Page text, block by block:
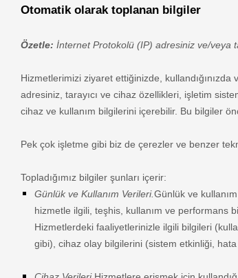
Otomatik olarak toplanan bilgiler
Özetle: İnternet Protokolü (IP) adresiniz ve/veya
Hizmetlerimizi ziyaret ettiğinizde,
adresiniz, tarayıcı ve cihaz özellikleri, işletim
cihaz ve kullanım bilgilerini içerebilir. Bu bilgiler
Pek çok işletme gibi biz de çerezler ve benzer
Topladığımız bilgiler şunları içerir:
Günlük ve Kullanım Verileri.Günlük ve
hizmetle ilgili, teşhis, kullanım ve performans
Hizmetlerdeki faaliyetlerinizle ilgili bilgileri
gibi), cihaz olay bilgilerini (sistem etkinliği,